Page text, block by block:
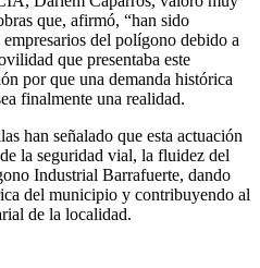
que, afirmó, “han sido
del polígono debido a
que presentaba este
por que una demanda histórica
finalmente una realidad.
han señalado que esta actuación
la seguridad vial, la fluidez del
Industrial Barrafuerte, dando
del municipio y contribuyendo al
de la localidad.